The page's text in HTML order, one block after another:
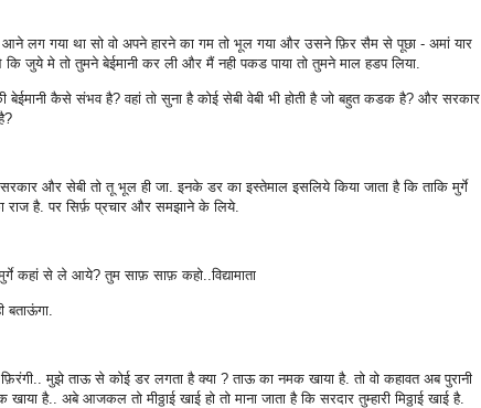
लग गया था सो वो अपने हारने का गम तो भूल गया और उसने फ़िर सैम से पूछा - अमां यार
जुये मे तो तुमने बेईमानी कर ली और मैं नही पकड पाया तो तुमने माल हडप लिया.
बेईमानी कैसे संभव है? वहां तो सुना है कोई सेबी वेबी भी होती है जो बहुत कडक है? और सरकार
और सेबी तो तू भूल ही जा. इनके डर का इस्तेमाल इसलिये किया जाता है कि ताकि मुर्गे
राज है. पर सिर्फ़ प्रचार और समझाने के लिये.
कहां से ले आये? तुम साफ़ साफ़ कहो..विद्यामाता
मुझे ताऊ से कोई डर लगता है क्या ? ताऊ का नमक खाया है. तो वो कहावत अब पुरानी
खाया है.. अबे आजकल तो मीठ्ठाई खाई हो तो माना जाता है कि सरदार तुम्हारी मिठ्ठाई खाई है.